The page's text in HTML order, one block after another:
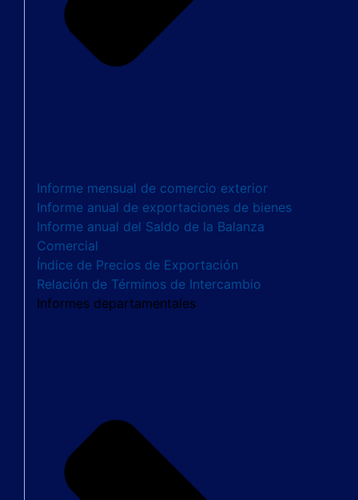
Informe mensual de comercio exterior
Informe anual de exportaciones de bienes
Informe anual del Saldo de la Balanza
Comercial
Índice de Precios de Exportación
Relación de Términos de Intercambio
Informes departamentales